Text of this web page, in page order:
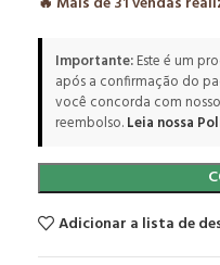
Importante:Este é um
após a confirmação do
você concorda com
reembolso.Leia nossa
Adicionar a lista de